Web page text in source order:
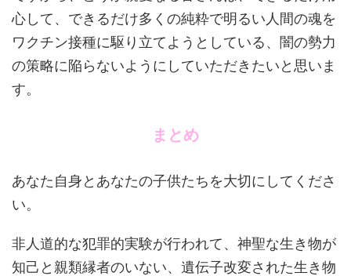
心して、できるだけ多くの純粋で明るい人間の魂を
ワクチン接種に駆り立てようとしている、闇の勢力
の策略に陥らないようにしていただきたいと思いま
す。
まとめ
あなた自身とあなたの子供たちを大切にしてくださ
い。
非人道的な犯罪的実験が行われて、神聖な生き物が
知己と親類縁者のいない、遺伝子改変された生き物